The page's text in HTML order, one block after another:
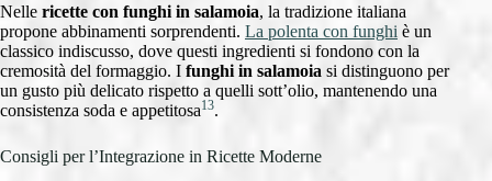
Nelle ricette con funghi in salamoia, la tradizione italiana
propone abbinamenti sorprendenti. La polenta con funghi è un
classico indiscusso, dove questi ingredienti si fondono con la
cremosità del formaggio. I funghi in salamoia si distinguono per
un gusto più delicato rispetto a quelli sott’olio, mantenendo una
consistenza soda e appetitosa13.
Consigli per l’Integrazione in Ricette Moderne